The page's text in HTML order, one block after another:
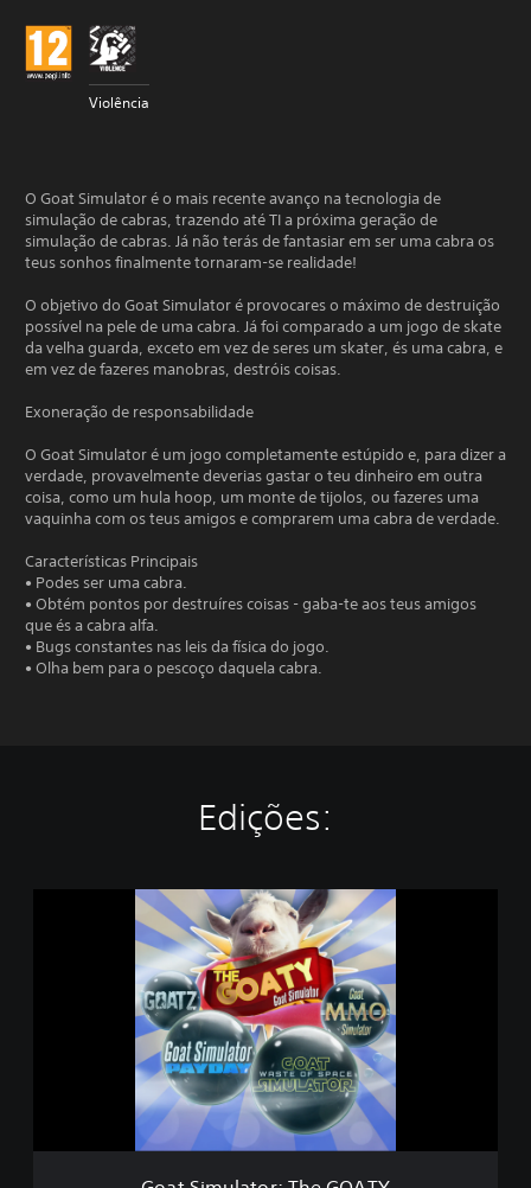
Violência
O Goat Simulator é o mais recente avanço na tecnologia de
simulação de cabras, trazendo até TI a próxima geração de
simulação de cabras. Já não terás de fantasiar em ser uma cabra os
teus sonhos finalmente tornaram-se realidade!
O objetivo do Goat Simulator é provocares o máximo de destruição
possível na pele de uma cabra. Já foi comparado a um jogo de skate
da velha guarda, exceto em vez de seres um skater, és uma cabra, e
em vez de fazeres manobras, destróis coisas.
Exoneração de responsabilidade
O Goat Simulator é um jogo completamente estúpido e, para dizer a
verdade, provavelmente deverias gastar o teu dinheiro em outra
coisa, como um hula hoop, um monte de tijolos, ou fazeres uma
vaquinha com os teus amigos e comprarem uma cabra de verdade.
Características Principais
• Podes ser uma cabra.
• Obtém pontos por destruíres coisas - gaba-te aos teus amigos
que és a cabra alfa.
• Bugs constantes nas leis da física do jogo.
• Olha bem para o pescoço daquela cabra.
Edições:
o